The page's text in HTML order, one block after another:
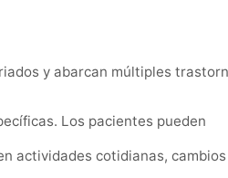
y abarcan múltiples
Los pacientes pueden
actividades cotidianas, cambios